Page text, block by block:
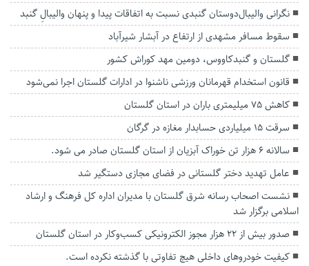
نگرانی والیبال‌دوستان گنبدی نسبت به اتفاقات‌ پیدا و پنهان والیبالِ گنبد
سقوط مسافر مشهدی از ارتفاع در آبشار شیرآباد
گلستان و گنبدکاووس، دومین مهد کوراش کشور
قانون استخدام قهرمانان ورزشی ناشنوا در ادارات گلستان اجرا نمی‌شود
کاهش ۷۵ میلیمتری باران در استان گلستان
سرقت ۱۵ میلیاردی حسابدار مغازه در گرگان
سالانه ۶ هزار تن خوراک آبزیان از استان گلستان صادر می شود.
عامل تهدید دختر گلستانی در فضای مجازی دستگیر شد
نشست اصحاب رسانه شرق گلستان با مدیران اداره کل فرهنگ و ارشاد
اسلامی برگزار شد
صدور بیش از ۲۲ هزار مجوز الکترونیکی کسب‌وکار در استان گلستان
کیفیت خودروهای داخلی هیچ تفاوتی با گذشته نکرده است.